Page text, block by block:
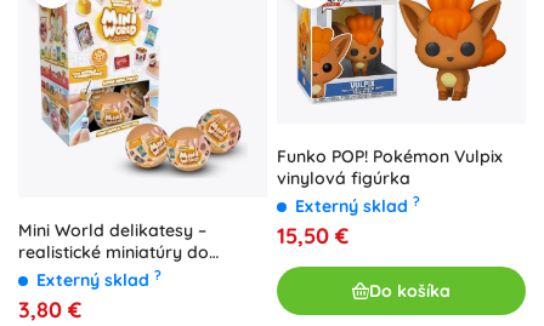
Mini World delikatesy –
realistické miniatúry do
detskej kuchynky
Externý sklad ?
3,80 €
Funko POP! Pokémon Vulpix
vinylová figúrka
Externý sklad ?
15,50 €
Do košíka